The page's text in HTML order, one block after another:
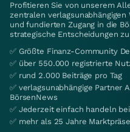
Profitieren Sie von unserem
zentralen
und fundierten Zugang in die
strategische Entscheidungen
✅ Größte Finanz-Community
✅ über 550.000 registrierte
✅ rund 2.000 Beiträge pro Tag
✅ verlagsunabhängige Partner
BörsenNews
✅ Jederzeit einfach handeln
✅ mehr als 25 Jahre